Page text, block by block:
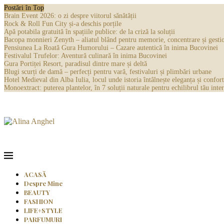
Postări în Top
Brain Event 2026: o zi despre viitorul sănătății
Rock & Roll Fun City și-a deschis porțile
Apă potabila gratuită în spațiile publice: de la criză la soluții
Bacopa monnieri Zenyth – aliatul blând pentru memorie, concentrare și
Pensiunea La Roată Gura Humorului – Cazare autentică în inima Bucovinei
Festivalul Trufelor: Aventură culinară în inima Bucovinei
Gura Portiței Resort, paradisul dintre mare și deltă
Blugi scurți de damă – perfecți pentru vară, festivaluri și plimbări urbane
Hotel Medieval din Alba Iulia, locul unde istoria întâlnește eleganța și
Monoextract: puterea plantelor, în 7 soluții naturale pentru echilibrul tău
ACASĂ
Despre Mine
BEAUTY
FASHION
LIFE+STYLE
PARFUMURI